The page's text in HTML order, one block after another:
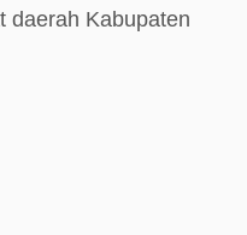
daerah Kabupaten